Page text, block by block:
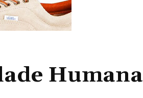
Humana